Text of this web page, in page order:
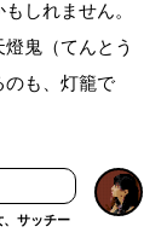
しれません。
鬼（てんとう
のも、灯籠で
、サッチー